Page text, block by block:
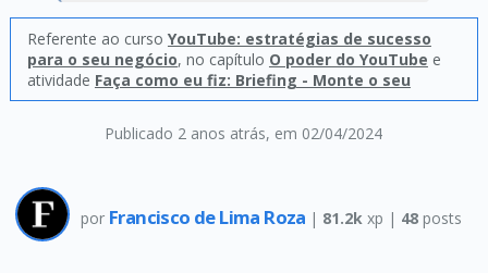
Publicado 2 anos atrás, em 02/04/2024
Referente ao curso YouTube: estratégias de sucesso
para o seu negócio, no capítulo O poder do YouTube e
atividade Faça como eu fiz: Briefing - Monte o seu
por Francisco de Lima Roza | 81.2k xp | 48 posts